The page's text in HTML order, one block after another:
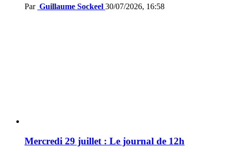
Par Guillaume Sockeel 30/07/2026, 16:58
Mercredi 29 juillet : Le journal de 12h